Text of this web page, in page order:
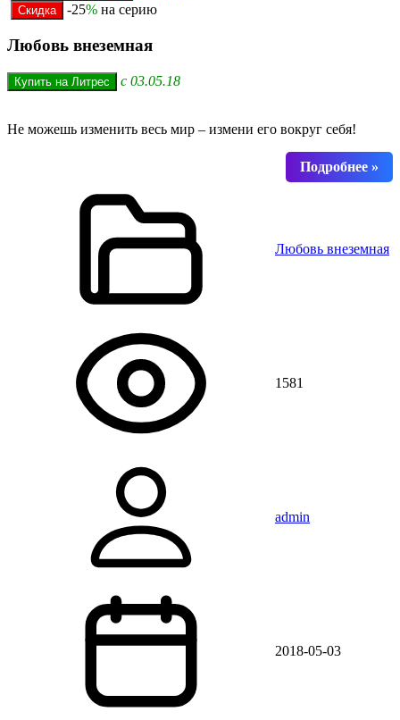
-25% на серию
Любовь внеземная
с 03.05.18
Не можешь изменить весь мир – измени его вокруг себя!
Любовь внеземная
1581
admin
2018-05-03